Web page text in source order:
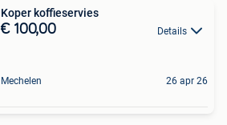
Koper koffieservies
€ 100,00 Details
Mechelen 26 apr 26